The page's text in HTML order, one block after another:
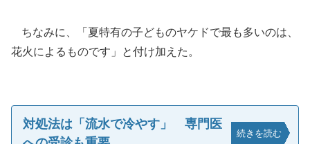
ちなみに、「夏特有の子どものヤケドで最も多いのは、
花火によるものです」と付け加えた。
対処法は「流水で冷やす」 専門医
続きを読む